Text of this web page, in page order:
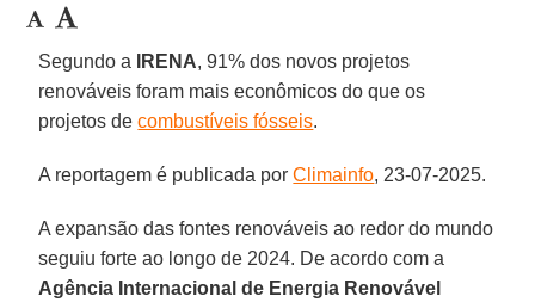
Segundo a IRENA, 91% dos novos projetos
renováveis foram mais econômicos do que os
projetos decombustíveis fósseis.
A reportagem é publicada porClimainfo, 23-07-2025.
A expansão das fontes renováveis ao redor do mundo
seguiu forte ao longo de 2024. De acordo com a
Agência Internacional de Energia Renovável